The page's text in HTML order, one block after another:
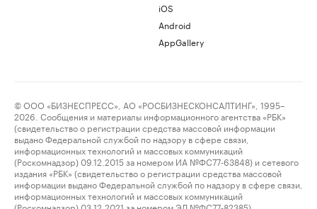
iOS
Android
AppGallery
© ООО «БИЗНЕСПРЕСС», АО «РОСБИЗНЕСКОНСАЛТИНГ», 1995–
2026. Сообщения и материалы информационного агентства «РБК»
(свидетельство о регистрации средства массовой информации
выдано Федеральной службой по надзору в сфере связи,
информационных технологий и массовых коммуникаций
(Роскомнадзор) 09.12.2015 за номером ИА №ФС77-63848) и сетевого
издания «РБК» (свидетельство о регистрации средства массовой
информации выдано Федеральной службой по надзору в сфере связи,
информационных технологий и массовых коммуникаций